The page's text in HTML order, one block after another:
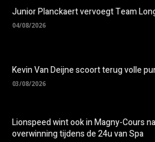
Junior Planckaert vervoegt Team
04/08/2026
Kevin Van Deijne scoort terug volle
03/08/2026
Lionspeed wint ook in Magny-Cours
overwinning tijdens de 24u van Spa